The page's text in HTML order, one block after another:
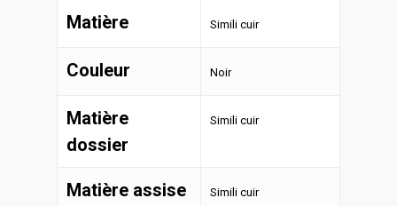
Matière Simili cuir
Couleur Noir
Matière
dossier
Simili cuir
Matière assise Simili cuir